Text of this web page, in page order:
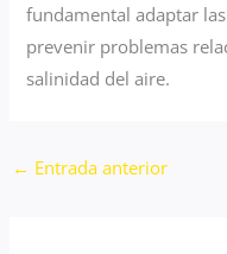
fundamental adaptar
prevenir problemas
salinidad del aire.
← Entrada anterior